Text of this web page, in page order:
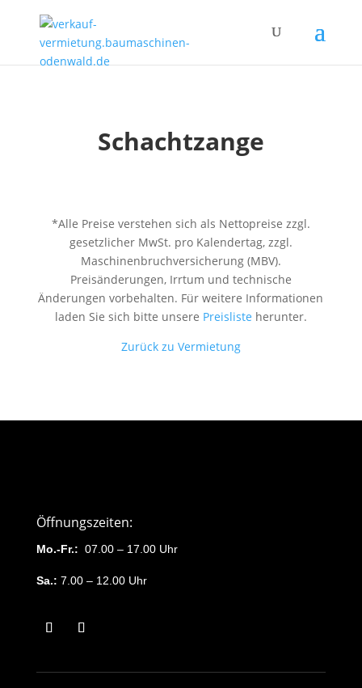
Schachtzange
*Alle Preise verstehen sich als Nettopreise zzgl.
gesetzlicher MwSt. pro Kalendertag, zzgl.
Maschinenbruchversicherung (MBV).
Preisänderungen, Irrtum und technische
Änderungen vorbehalten. Für weitere Informationen
laden Sie sich bitte unsere Preisliste herunter.
Zurück zu Vermietung
Öffnungszeiten:
Mo.-Fr.: 07.00 – 17.00 Uhr
Sa.: 7.00 – 12.00 Uhr